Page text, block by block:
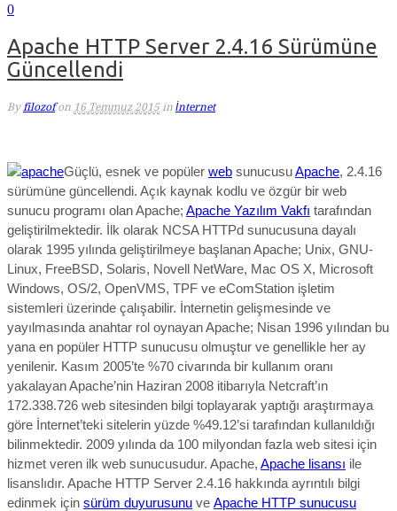
0
Apache HTTP Server 2.4.16 Sürümüne
Güncellendi
By filozof on 16 Temmuz 2015 in İnternet
Güçlü, esnek ve popüler web sunucusuApache, 2.4.16
sürümüne güncellendi. Açık kaynak kodlu ve özgür bir web
sunucu programı olan Apache; Apache Yazılım Vakfı tarafından
geliştirilmektedir. İlk olarak NCSA HTTPd sunucusuna dayalı
olarak 1995 yılında geliştirilmeye başlanan Apache; Unix, GNU-
Linux, FreeBSD, Solaris, Novell NetWare, Mac OS X, Microsoft
Windows, OS/2, OpenVMS, TPF ve eComStation işletim
sistemleri üzerinde çalışabilir. İnternetin gelişmesinde ve
yayılmasında anahtar rol oynayan Apache; Nisan 1996 yılından bu
yana en popüler HTTP sunucusu olmuştur ve genellikle her ay
yenilenir. Kasım 2005’te %70 civarında bir kullanım oranı
yakalayan Apache’nin Haziran 2008 itibarıyla Netcraft’ın
172.338.726 web sitesinden bilgi toplayarak yaptığı araştırmaya
göre İnternet’teki sitelerin yüzde %49.12’si tarafından kullanıldığı
bilinmektedir. 2009 yılında da 100 milyondan fazla web sitesi için
hizmet veren ilk web sunucusudur. Apache, Apache lisansı ile
lisanslıdır. Apache HTTP Server 2.4.16 hakkında ayrıntılı bilgi
edinmek için sürüm duyurusunu ve Apache HTTP sunucusu